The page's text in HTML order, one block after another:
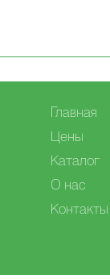
Главная
Цены
Каталог
О нас
Контакты